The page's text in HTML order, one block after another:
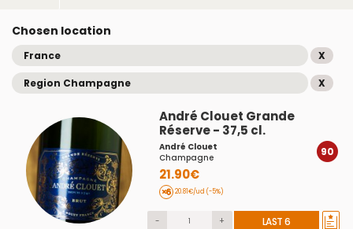
Chosen location
France X
Region Champagne X
André Clouet Grande
Réserve - 37,5 cl.
André Clouet
Champagne
21.90€
20.81€/ud (-5%)
90
- + LAST 6